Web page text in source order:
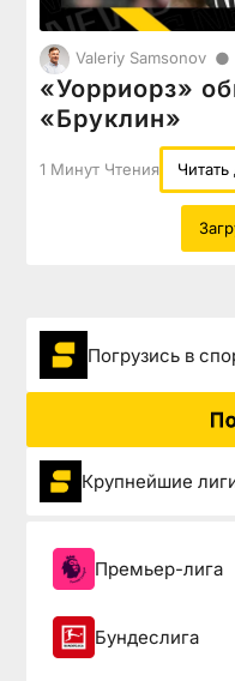
Valeriy Samsonov ●
«Уорриорз»
«Бруклин»
1 Минут Чтения Читать
Погрузиcь в
Крупнейшие
Премьер-лига
Бундеслига